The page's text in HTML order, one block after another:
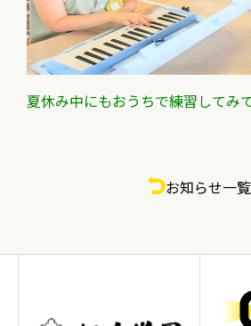
夏休み中にもおうちで練習してみ
お知らせ一覧